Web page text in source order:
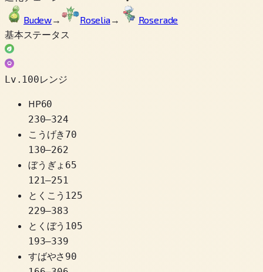
Budew→ Roselia→
Roserade
基本ステータス
Lv.100レンジ
HP60
230–324
こうげき 70
130–262
ぼうぎょ 65
121–251
とくこう 125
229–383
とくぼう 105
193–339
すばやさ 90